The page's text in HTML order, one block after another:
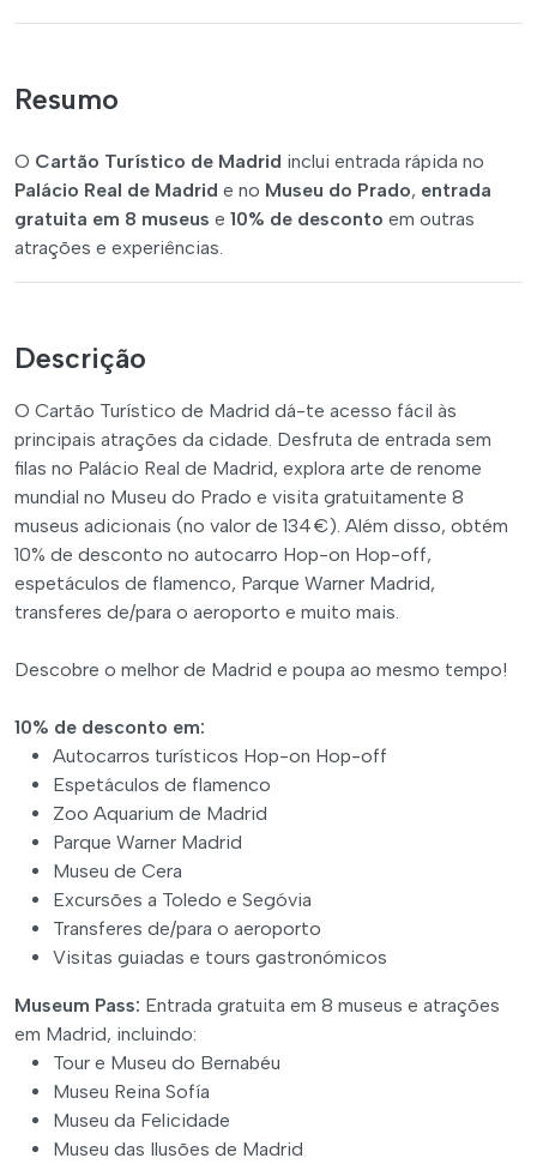
Resumo
O Cartão Turístico de Madrid inclui entrada rápida no
Palácio Real de Madrid e no Museu do Prado, entrada
gratuita em 8 museus e 10% de desconto em outras
atrações e experiências.
Descrição
O Cartão Turístico de Madrid dá-te acesso fácil às
principais atrações da cidade. Desfruta de entrada sem
filas no Palácio Real de Madrid, explora arte de renome
mundial no Museu do Prado e visita gratuitamente 8
museus adicionais (no valor de 134 €). Além disso, obtém
10% de desconto no autocarro Hop-on Hop-off,
espetáculos de flamenco, Parque Warner Madrid,
transferes de/para o aeroporto e muito mais.
Descobre o melhor de Madrid e poupa ao mesmo tempo!
10% de desconto em:
Autocarros turísticos Hop-on Hop-off
Espetáculos de flamenco
Zoo Aquarium de Madrid
Parque Warner Madrid
Museu de Cera
Excursões a Toledo e Segóvia
Transferes de/para o aeroporto
Visitas guiadas e tours gastronómicos
Museum Pass: Entrada gratuita em 8 museus e atrações
em Madrid, incluindo:
Tour e Museu do Bernabéu
Museu Reina Sofía
Museu da Felicidade
Museu das Ilusões de Madrid